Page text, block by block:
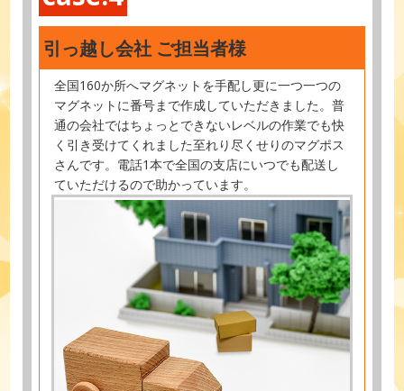
引っ越し会社 ご担当者様
全国160か所へマグネットを手配し更に一つ一つの
マグネットに番号まで作成していただきました。普
通の会社ではちょっとできないレベルの作業でも快
く引き受けてくれました至れり尽くせりのマグポス
さんです。電話1本で全国の支店にいつでも配送し
ていただけるので助かっています。